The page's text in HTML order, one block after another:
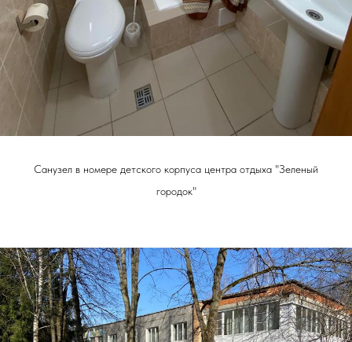
Санузел в номере детского корпуса центра отдыха "Зеленый
городок"